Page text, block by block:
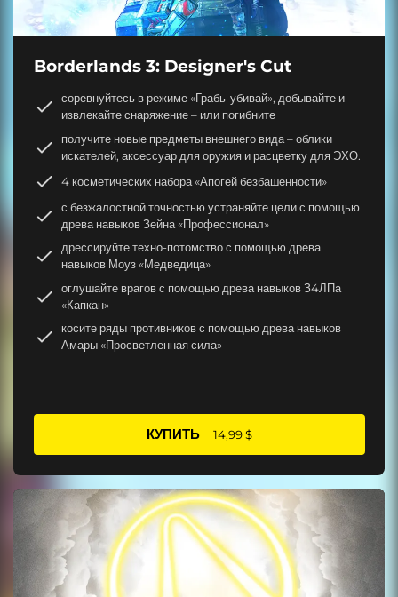
Borderlands 3: Designer's Cut
соревнуйтесь в режиме «Грабь-убивай», добывайте и
извлекайте снаряжение – или погибните
получите новые предметы внешнего вида – облики
искателей, аксессуар для оружия и расцветку для ЭХО.
4 косметических набора «Апогей безбашенности»
с безжалостной точностью устраняйте цели с помощью
древа навыков Зейна «Профессионал»
дрессируйте техно-потомство с помощью древа
навыков Моуз «Медведица»
оглушайте врагов с помощью древа навыков З4ЛПа
«Капкан»
косите ряды противников с помощью древа навыков
Амары «Просветленная сила»
КУПИТЬ 14,99 $